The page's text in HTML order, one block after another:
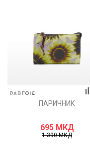
ПАРИЧНИК
695 МКД
1.390МКД